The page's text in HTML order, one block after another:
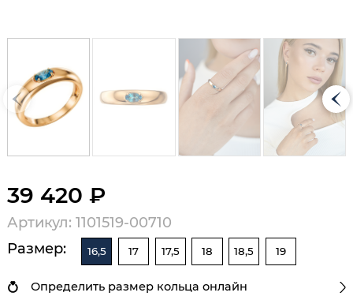
39 420 ₽
Артикул: 1101519-00710
Размер:
16,5 17 17,5 18 18,5 19
Определить размер кольца онлайн